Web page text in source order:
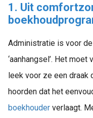
1. Uit
Administratie is voor
‘aanhangsel’. Het
leek voor ze een draak
hoorden dat het
boekhouder verlaagt.